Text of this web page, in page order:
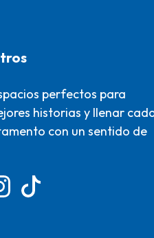
perfectos para
historias y llenar
con un sentido de